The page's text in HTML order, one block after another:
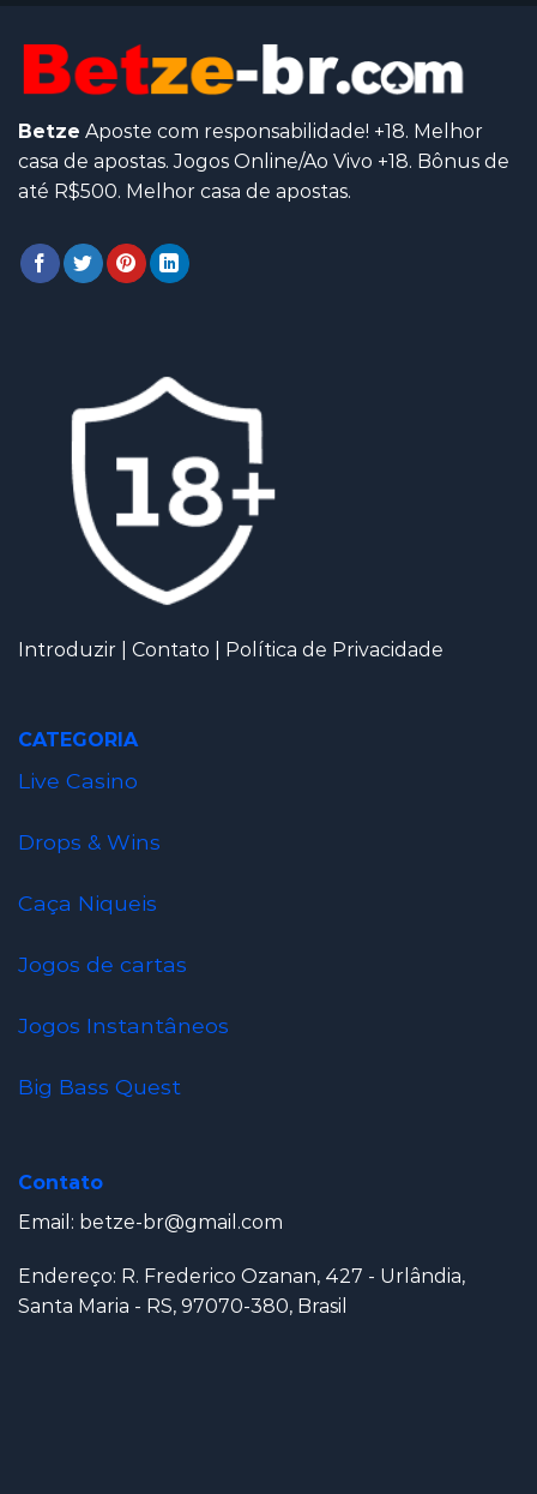
Betze Aposte com responsabilidade! +18. Melhor
casa de apostas. Jogos Online/Ao Vivo +18. Bônus de
até R$500. Melhor casa de apostas.
Introduzir Contato Política de Privacidade
CATEGORIA
Live Casino
Drops & Wins
Caça Niqueis
Jogos de cartas
Jogos Instantâneos
Big Bass Quest
Contato
Email: betze-br@gmail.com
Endereço: R. Frederico Ozanan, 427 - Urlândia,
Santa Maria - RS, 97070-380, Brasil